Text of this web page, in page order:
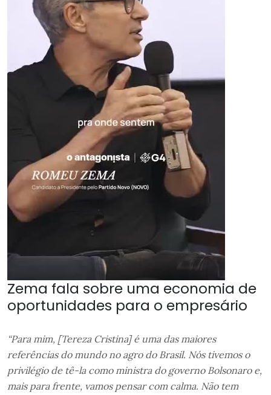
Zema fala sobre uma economia de
oportunidades para o empresário
“Para mim, [Tereza Cristina] é uma das maiores
referências do mundo no agro do Brasil. Nós tivemos o
privilégio de tê-la como ministra do governo Bolsonaro e,
mais para frente, vamos pensar com calma. Não tem